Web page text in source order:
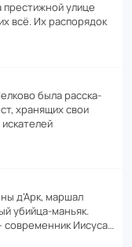
прес­ти­жной улице
всё. Их распо­рядок
была расска­
хранящих свои
д’Арк, маршал
убийца-маньяк.
совре­менник Иисуса…